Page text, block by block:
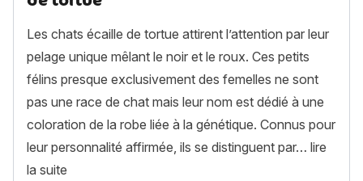
Les chats écaille de tortue attirent l’attention par leur
pelage unique mêlant le noir et le roux. Ces petits
félins presque exclusivement des femelles ne sont
pas une race de chat mais leur nom est dédié à une
coloration de la robe liée à la génétique. Connus pour
leur personnalité affirmée, ils se distinguent par… lire
la suite